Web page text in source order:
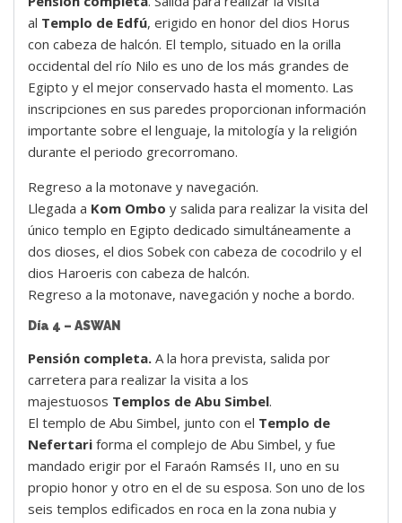
al Templo de Edfú, erigido en honor del dios Horus
con cabeza de halcón. El templo, situado en la orilla
occidental del río Nilo es uno de los más grandes de
Egipto y el mejor conservado hasta el momento. Las
inscripciones en sus paredes proporcionan información
importante sobre el lenguaje, la mitología y la religión
durante el periodo grecorromano.
Regreso a la motonave y navegación.
Llegada a Kom Ombo y salida para realizar la visita del
único templo en Egipto dedicado simultáneamente a
dos dioses, el dios Sobek con cabeza de cocodrilo y el
dios Haroeris con cabeza de halcón.
Regreso a la motonave, navegación y noche a bordo.
Día 4 – ASWAN
Pensión completa. A la hora prevista, salida por
carretera para realizar la visita a los
majestuosos Templos de Abu Simbel.
El templo de Abu Simbel, junto con el Templo de
Nefertari forma el complejo de Abu Simbel, y fue
mandado erigir por el Faraón Ramsés II, uno en su
propio honor y otro en el de su esposa. Son uno de los
seis templos edificados en roca en la zona nubia y